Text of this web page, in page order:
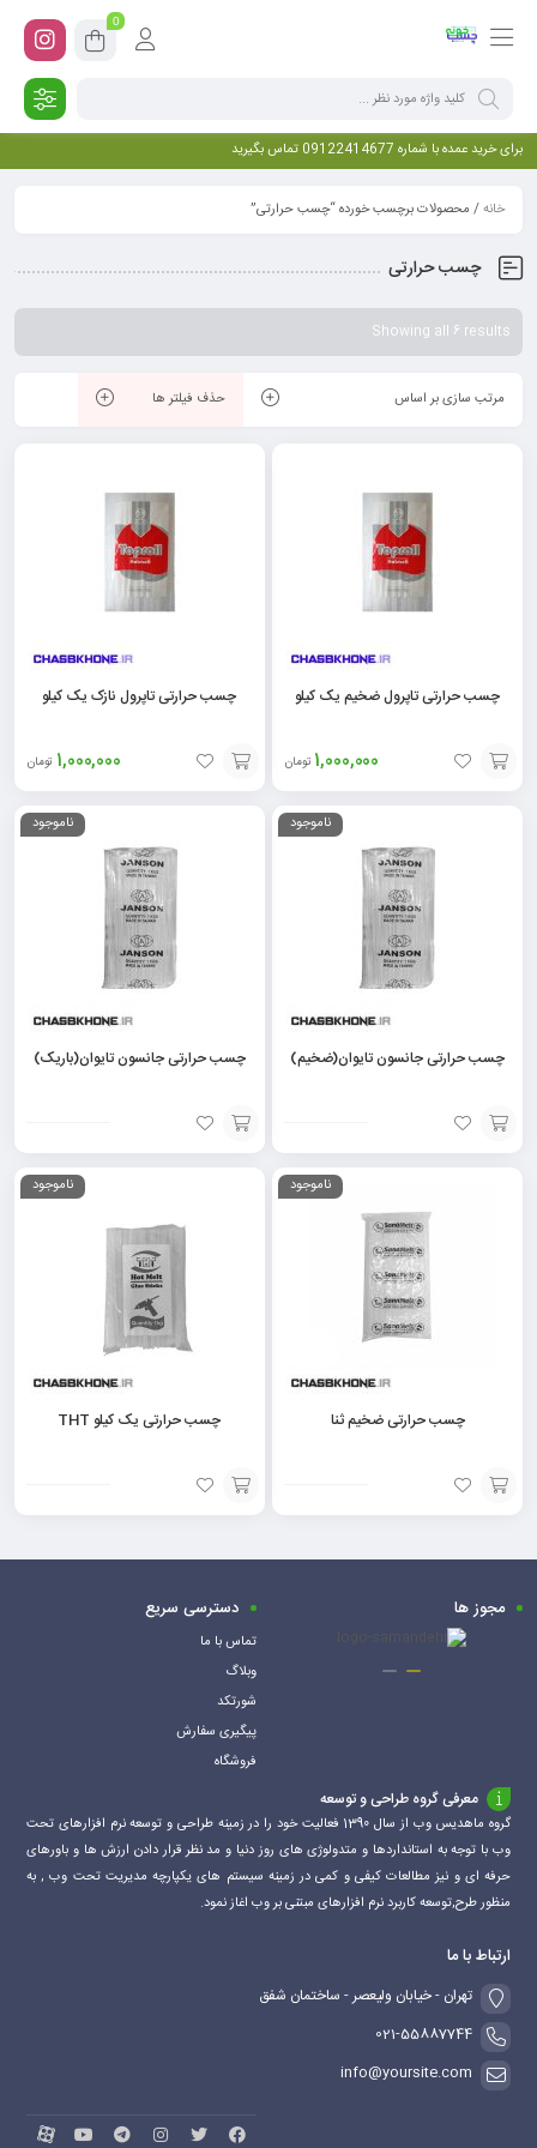
0
برای خرید عمده با شماره 09122414677 تماس بگیرید
خانه/ محصولات برچسب خورده “چسب حرارتی”
چسب حرارتی
Showing all 6 results
مرتب سازی بر اساس حذف فیلتر ها
چسب حرارتی تاپرول ضخیم یک کیلو
1,000,000 تومان
افزودن
چسب حرارتی تاپرول نازک یک کیلو
1,000,000 تومان
افزودن
ناموجود
چسب حرارتی جانسون تایوان(ضخیم)
افزودن
ناموجود
چسب حرارتی جانسون تایوان(باریک)
افزودن
ناموجود
چسب حرارتی ضخیم ثنا
افزودن
به
ناموجود
چسب حرارتی یک کیلو THT
افزودن
به
مجوز ها دسترسی سریع
تماس با ما
وبلاگ
شورتکد
پیگیری سفارش
فروشگاه
معرفی گروه طراحی و توسعه
گروه ماهدیس وب از سال 1390 فعالیت خود را در زمینه طراحی و توسعه نرم افزارهای تحت
وب با توجه به استانداردها و متدولوژی های روز دنیا و مد نظر قرار دادن ارزش ها و باورهای
حرفه ای و نیز مطالعات کیفی و کمی در زمینه سیستم های یکپارچه مدیریت تحت وب , به
منظور طرح,توسعه کاربرد نرم افزارهای مبتنی بر وب اغاز نمود.
ارتباط با ما
تهران - خیابان ولیعصر - ساختمان شفق
021-55887744
info@yoursite.com